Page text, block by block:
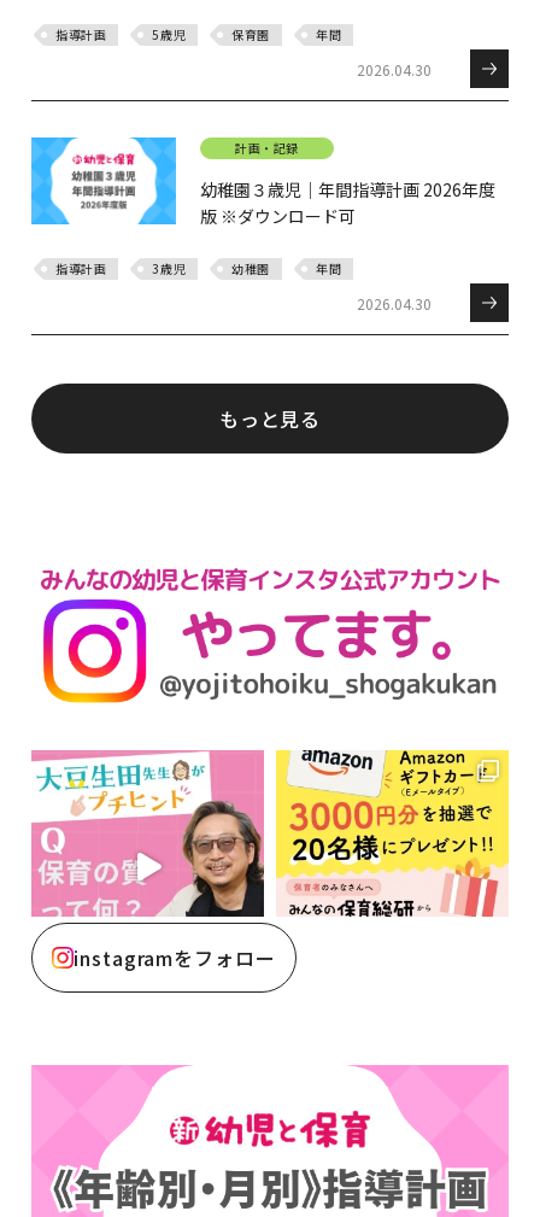
指導計画 5歳児 保育園 年間
2026.04.30
計画・記録
幼稚園３歳児｜年間指導計画 2026年度
版 ※ダウンロード可
指導計画 3歳児 幼稚園 年間
2026.04.30
もっと見る
instagramをフォロー